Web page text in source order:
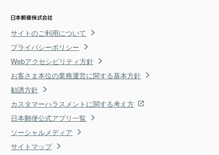
サイトのご利用について
プライバシーポリシー
Webアクセシビリティ方針
お客さま本位の業務運営に関する基本方針
勧誘方針
カスタマーハラスメントに関する考え方
日本郵便公式アプリ一覧
ソーシャルメディア
サイトマップ